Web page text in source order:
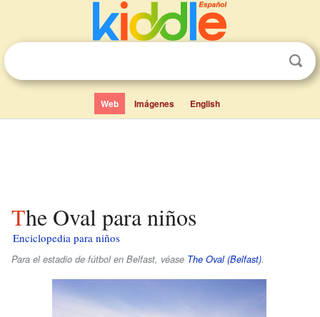
Web Imágenes English
The Oval para niños
Enciclopedia para niños
Para el estadio de fútbol en Belfast, véase The Oval (Belfast).